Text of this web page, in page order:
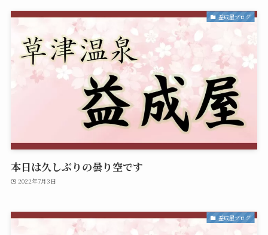
益成屋ブログ
本日は久しぶりの曇り空です
2022年7月3日
益成屋ブログ